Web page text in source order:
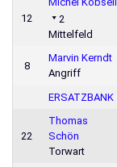
12
2
Mittelfeld
8
Marvin Kerndt
Angriff
ERSATZBANK
22
Thomas
Schön
Torwart